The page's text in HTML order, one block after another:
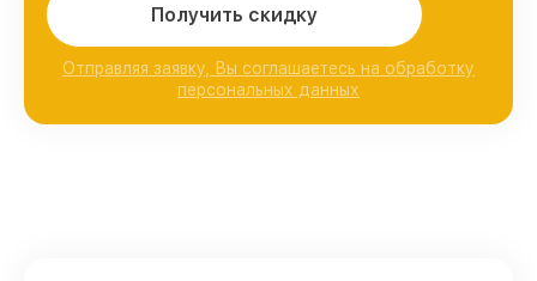
Получить скидку
Отправляя заявку, Вы соглашаетесь на обработку
персональных данных